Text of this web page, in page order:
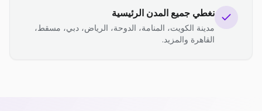
نغطي جميع المدن الرئيسية
مدينة الكويت، المنامة، الدوحة، الرياض، دبي، مسقط،
القاهرة والمزيد.